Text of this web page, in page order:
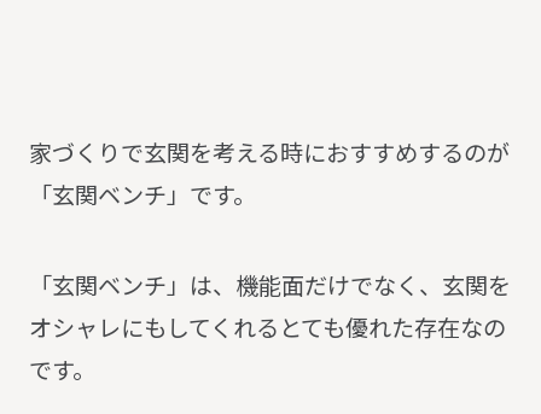
家づくりで玄関を考える時におすすめするのが
「玄関ベンチ」です。
「玄関ベンチ」は、機能面だけでなく、玄関を
オシャレにもしてくれるとても優れた存在なの
です。